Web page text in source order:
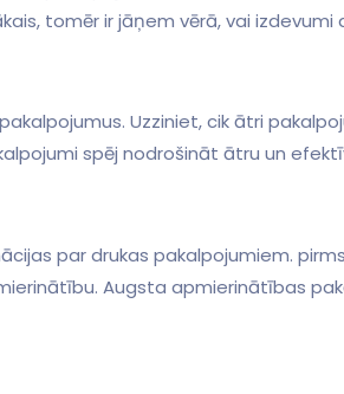
tomēr ir ⁤jāņem ⁢vērā, ⁣vai
‍Uzziniet, cik ātri
spēj nodrošināt ātru un
par drukas pakalpojumiem.
Augsta apmierinātības